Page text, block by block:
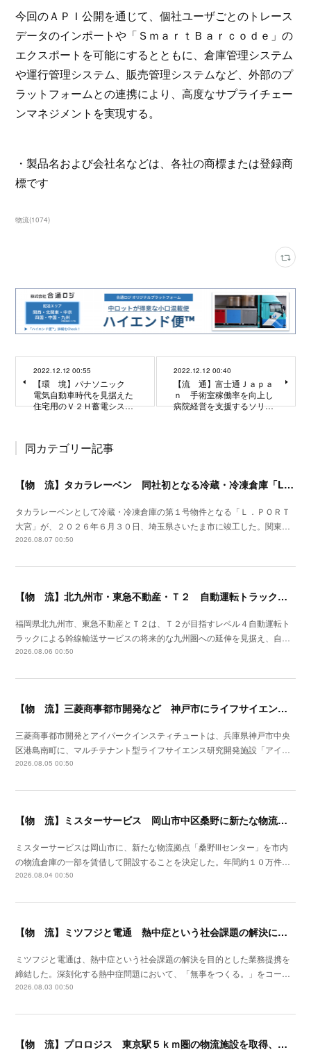
今回のＡＰＩ公開を通じて、個社ユーザごとのトレース
データのインポートや「ＳｍａｒｔＢａｒｃｏｄｅ」の
エクスポートを可能にするとともに、倉庫管理システム
や運行管理システム、販売管理システムなど、外部のプ
ラットフォームとの連携により、高度なサプライチェー
ンマネジメントを実現する。
・製品名および会社名などは、各社の商標または登録商
標です
物流(1074)
2022.12.12 00:55
【環 境】パナソニック
電気自動車時代を見据えた
住宅用のＶ２Ｈ蓄電シス…
2022.12.12 00:40
【流 通】富士通Ｊａｐａ
ｎ 手術室稼働率を向上し
病院経営を支援するソリ…
同カテゴリー記事
【物 流】タカラレーベン 同社初となる冷蔵・冷凍倉庫「L.PORT大宮」竣工
タカラレーベンとして冷蔵・冷凍倉庫の第１号物件となる「Ｌ．ＰＯＲＴ
大宮」が、２０２６年６月３０日、埼玉県さいたま市に竣工した。関東…
2026.08.07 00:50
【物 流】北九州市・東急不動産・Ｔ２ 自動運転トラック拠点整備に向け官民連携
福岡県北九州市、東急不動産とＴ２は、Ｔ２が目指すレベル４自動運転ト
ラックによる幹線輸送サービスの将来的な九州圏への延伸を見据え、自…
2026.08.06 00:50
【物 流】三菱商事都市開発など 神戸市にライフサイエンス研究開発施設を着工
三菱商事都市開発とアイパークインスティチュートは、兵庫県神戸市中央
区港島南町に、マルチテナント型ライフサイエンス研究開発施設「アイ…
2026.08.05 00:50
【物 流】ミスターサービス 岡山市中区桑野に新たな物流拠点を増設
ミスターサービスは岡山市に、新たな物流拠点「桑野Ⅲセンター」を市内
の物流倉庫の一部を賃借して開設することを決定した。年間約１０万件…
2026.08.04 00:50
【物 流】ミツフジと電通 熱中症という社会課題の解決に向け業務提携
ミツフジと電通は、熱中症という社会課題の解決を目的とした業務提携を
締結した。深刻化する熱中症問題において、「無事をつくる。」をコー…
2026.08.03 00:50
【物 流】プロロジス 東京駅５ｋｍ圏の物流施設を取得、２７年４月提供開始